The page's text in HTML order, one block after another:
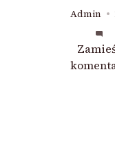
Admin
we